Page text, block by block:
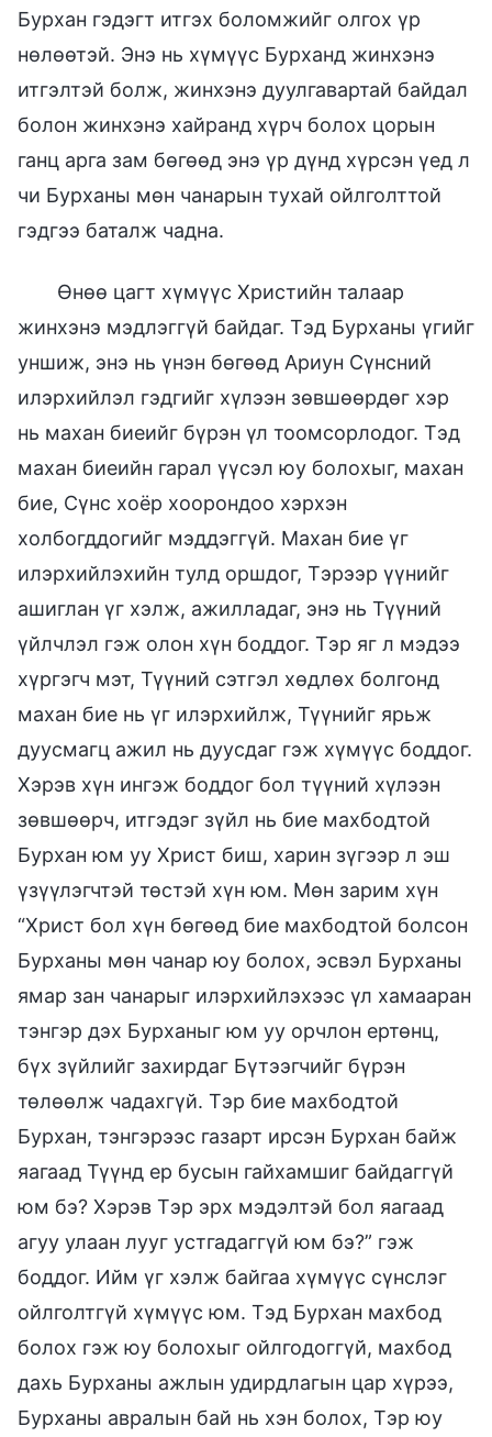
Бурхан гэдэгт итгэх боломжийг олгох үр
нөлөөтэй. Энэ нь хүмүүс Бурханд жинхэнэ
итгэлтэй болж, жинхэнэ дуулгавартай байдал
болон жинхэнэ хайранд хүрч болох цорын
ганц арга зам бөгөөд энэ үр дүнд хүрсэн үед л
чи Бурханы мөн чанарын тухай ойлголттой
гэдгээ баталж чадна.
Өнөө цагт хүмүүс Христийн талаар
жинхэнэ мэдлэггүй байдаг. Тэд Бурханы үгийг
уншиж, энэ нь үнэн бөгөөд Ариун Сүнсний
илэрхийлэл гэдгийг хүлээн зөвшөөрдөг хэр
нь махан биеийг бүрэн үл тоомсорлодог. Тэд
махан биеийн гарал үүсэл юу болохыг, махан
бие, Сүнс хоёр хоорондоо хэрхэн
холбогддогийг мэддэггүй. Махан бие үг
илэрхийлэхийн тулд оршдог, Тэрээр үүнийг
ашиглан үг хэлж, ажилладаг, энэ нь Түүний
үйлчлэл гэж олон хүн боддог. Тэр яг л мэдээ
хүргэгч мэт, Түүний сэтгэл хөдлөх болгонд
махан бие нь үг илэрхийлж, Түүнийг ярьж
дуусмагц ажил нь дуусдаг гэж хүмүүс боддог.
Хэрэв хүн ингэж боддог бол түүний хүлээн
зөвшөөрч, итгэдэг зүйл нь бие махбодтой
Бурхан юм уу Христ биш, харин зүгээр л эш
үзүүлэгчтэй төстэй хүн юм. Мөн зарим хүн
“Христ бол хүн бөгөөд бие махбодтой болсон
Бурханы мөн чанар юу болох, эсвэл Бурханы
ямар зан чанарыг илэрхийлэхээс үл хамааран
тэнгэр дэх Бурханыг юм уу орчлон ертөнц,
бүх зүйлийг захирдаг Бүтээгчийг бүрэн
төлөөлж чадахгүй. Тэр бие махбодтой
Бурхан, тэнгэрээс газарт ирсэн Бурхан байж
яагаад Түүнд ер бусын гайхамшиг байдаггүй
юм бэ? Хэрэв Тэр эрх мэдэлтэй бол яагаад
агуу улаан лууг устгадаггүй юм бэ?” гэж
боддог. Ийм үг хэлж байгаа хүмүүс сүнслэг
ойлголтгүй хүмүүс юм. Тэд Бурхан махбод
болох гэж юу болохыг ойлгодоггүй, махбод
дахь Бурханы ажлын удирдлагын цар хүрээ,
Бурханы авралын бай нь хэн болох, Тэр юу